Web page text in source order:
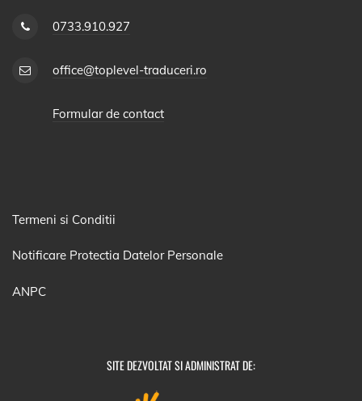
0733.910.927
office@toplevel-traduceri.ro
Formular de contact
Termeni si Conditii
Notificare Protectia Datelor Personale
ANPC
SITE DEZVOLTAT SI ADMINISTRAT DE: